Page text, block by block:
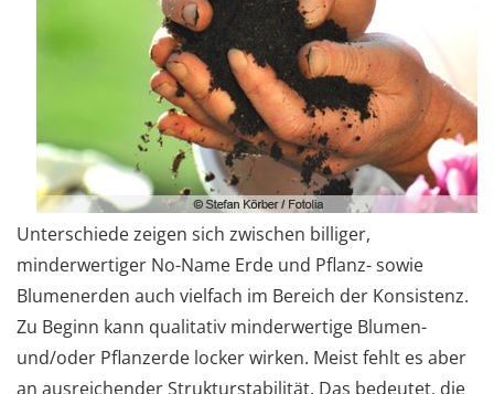
Unterschiede zeigen sich zwischen billiger,
minderwertiger No-Name Erde und Pflanz- sowie
Blumenerden auch vielfach im Bereich der Konsistenz.
Zu Beginn kann qualitativ minderwertige Blumen-
und/oder Pflanzerde locker wirken. Meist fehlt es aber
an ausreichender Strukturstabilität. Das bedeutet, die